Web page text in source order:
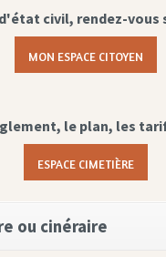
civil, rendez-vous
MON ESPACE CITOYEN
le plan, les
ESPACE CIMETIÈRE
ou cinéraire